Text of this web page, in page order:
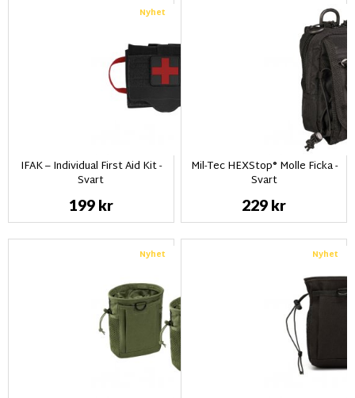
Nyhet
IFAK – Individual First Aid Kit -
Svart
199 kr
Mil-Tec HEXStop® Molle Ficka -
Svart
229 kr
Nyhet Nyhet